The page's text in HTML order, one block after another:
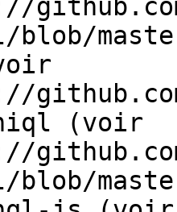
blob/
(voir
blob/